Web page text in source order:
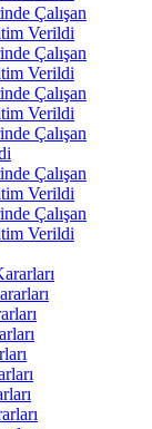
Çalışan
Verildi
Çalışan
Verildi
Çalışan
Verildi
Çalışan
Çalışan
Verildi
Çalışan
Verildi